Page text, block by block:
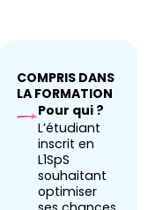
COMPRIS DANS
LA FORMATION
Pour qui ?
L’étudiant
inscrit en
L1SpS
souhaitant
optimiser